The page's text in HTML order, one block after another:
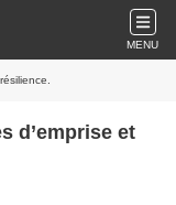
MENU
d’emprise et